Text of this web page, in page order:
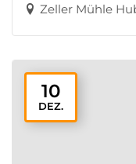
Zeller Mühle
10
DEZ.